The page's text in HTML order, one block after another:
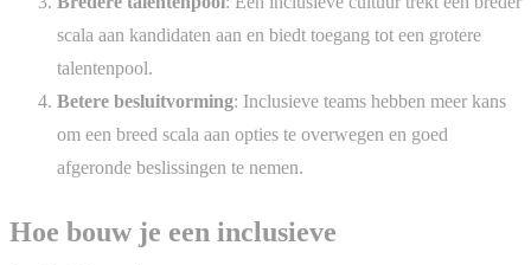
scala aan kandidaten aan en biedt toegang tot een grotere
talentenpool.
Betere besluitvorming: Inclusieve teams hebben meer kans
om een breed scala aan opties te overwegen en goed
afgeronde beslissingen te nemen.
Hoe bouw je een inclusieve